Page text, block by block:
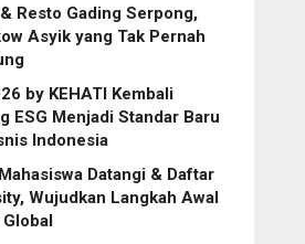
Resto Gading Serpong,
Asyik yang Tak Pernah
by KEHATI Kembali
ESG Menjadi Standar Baru
Indonesia
Datangi & Daftar
Wujudkan Langkah Awal